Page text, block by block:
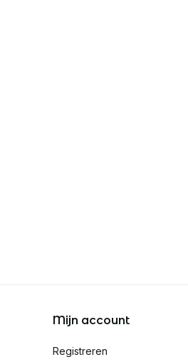
Mijn account
Registreren